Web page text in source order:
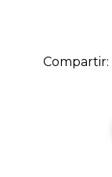
Compartir: